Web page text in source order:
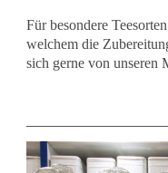
Für besondere
welchem die
sich gerne von unseren